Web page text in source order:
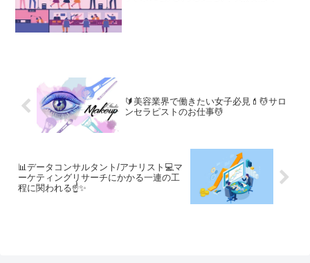
🔰美容業界で働きたい女子必見💄💆サロ
ンセラピストのお仕事💆
📊データコンサルタント/アナリスト💻マ
ーケティングリサーチにかかる一連の工
程に関われる☝️✨